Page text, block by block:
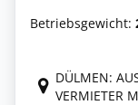
Betriebsgewicht:
DÜLMEN:
VERMIETER